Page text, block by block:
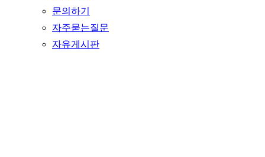
문의하기
자주묻는질문
자유게시판